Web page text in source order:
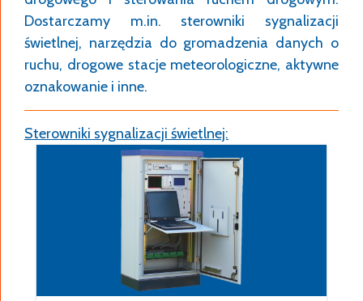
odpowiedzialnymi za interakcję z otoczeniem są:
moduł zarządzania i egzekucji
algorytmów sterowania sygnalizacją,
moduł obsługi detekcji (detektory
indukcyjne, wideo detektory, detektory
geomagnetyczne, detektory mikrofalowe
itp.)
moduł komunikacji z innymi urządzeniami
ITS (centrale systemów sterowania,
pojazdy uprzywilejowane, drogowe stacje
pomiarowe, inne sterowniki),
moduł komunikacji z użytkownikiem
(interfejs www, netCONSOLE, obsługa
wielu języków).
Dostarczamy m.in. sterowniki sygnalizacji
świetlnej, narzędzia do gromadzenia danych o
ruchu, drogowe stacje meteorologiczne, aktywne
oznakowanie i inne.
Sterowniki sygnalizacji świetlnej: